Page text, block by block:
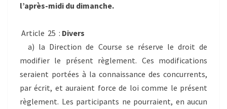
l’après-midi du dimanche.
Article 25 : Divers
a) la Direction de Course se réserve le droit de
modifier le présent règlement. Ces modifications
seraient portées à la connaissance des concurrents,
par écrit, et auraient force de loi comme le présent
règlement. Les participants ne pourraient, en aucun